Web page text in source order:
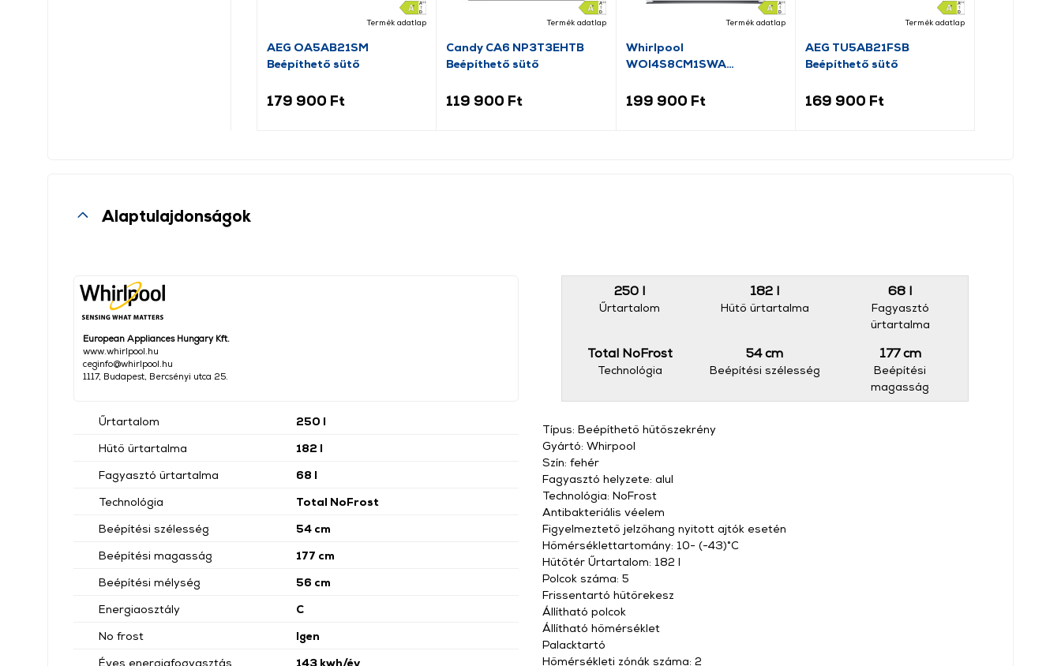
Termék adatlap
AEG OA5AB21SM
Beépíthető sütő
179 900 Ft
Termék adatlap
Candy CA6 NP3T3EHTB
Beépíthető sütő
119 900 Ft
Termék adatlap
Whirlpool
WOI4S8CM1SWA
199 900 Ft
Termék adatlap
AEG TU5AB21FSB
Beépíthető sütő
169 900 Ft
Alaptulajdonságok
European Appliances Hungary Kft.
www.whirlpool.hu
ceginfo@whirlpool.hu
1117, Budapest, Bercsényi utca 25.
Űrtartalom
250 l
Hűtő űrtartalma
182 l
Fagyasztó űrtartalma
68 l
Technológia
Total NoFrost
Beépítési szélesség
54 cm
Beépítési magasság
177 cm
Beépítési mélység
56 cm
Energiaosztály
C
No frost
Igen
Éves energiafogyasztás
143 kwh/év
250 l
Űrtartalom
182 l
Hűtő űrtartalma
68 l
Fagyasztó
űrtartalma
Total NoFrost
Technológia
54 cm
Beépítési szélesség
177 cm
Beépítési
magasság
Típus: Beépíthető hűtőszekrény
Gyártó: Whirpool
Szín: fehér
Fagyasztó helyzete: alul
Technológia: NoFrost
Antibakteriális véelem
Figyelmeztető jelzőhang nyitott ajtók esetén
Hőmérséklettartomány: 10- (-43)°C
Hűtőtér Űrtartalom: 182 l
Polcok száma: 5
Frissentartó hűtőrekesz
Állítható polcok
Állítható hőmérséklet
Palacktartó
Hőmérsékleti zónák száma: 2